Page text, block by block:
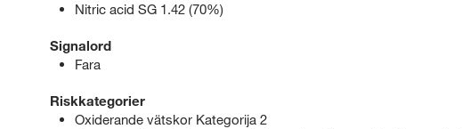
Nitric acid SG 1.42 (70%)
Signalord
Fara
Riskkategorier
Oxiderande vätskor Kategorija 2